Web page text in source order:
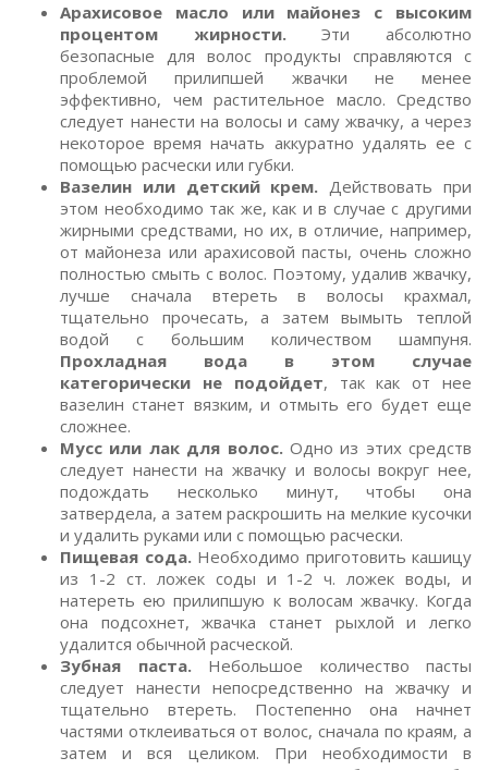
Арахисовое масло или майонез с высоким
процентом жирности.Эти абсолютно
безопасные для волос продукты справляются с
проблемой прилипшей жвачки не менее
эффективно, чем растительное масло. Средство
следует нанести на волосы и саму жвачку, а через
некоторое время начать аккуратно удалять ее с
помощью расчески или губки.
Вазелин или детский крем. Действовать при
этом необходимо так же, как и в случае с другими
жирными средствами, но их, в отличие, например,
от майонеза или арахисовой пасты, очень сложно
полностью смыть с волос. Поэтому, удалив жвачку,
лучше сначала втереть в волосы крахмал,
тщательно прочесать, а затем вымыть теплой
водой с большим количеством шампуня.
Прохладная вода в этом случае
категорически не подойдет, так как от нее
вазелин станет вязким, и отмыть его будет еще
сложнее.
Мусс или лак для волос.Одно из этих средств
следует нанести на жвачку и волосы вокруг нее,
подождать несколько минут, чтобы она
затвердела, а затем раскрошить на мелкие кусочки
и удалить руками или с помощью расчески.
Пищевая сода.Необходимо приготовить кашицу
из 1-2 ст. ложек соды и 1-2 ч. ложек воды, и
натереть ею прилипшую к волосам жвачку. Когда
она подсохнет, жвачка станет рыхлой и легко
удалится обычной расческой.
Зубная паста.Небольшое количество пасты
следует нанести непосредственно на жвачку и
тщательно втереть. Постепенно она начнет
частями отклеиваться от волос, сначала по краям, а
затем и вся целиком. При необходимости в